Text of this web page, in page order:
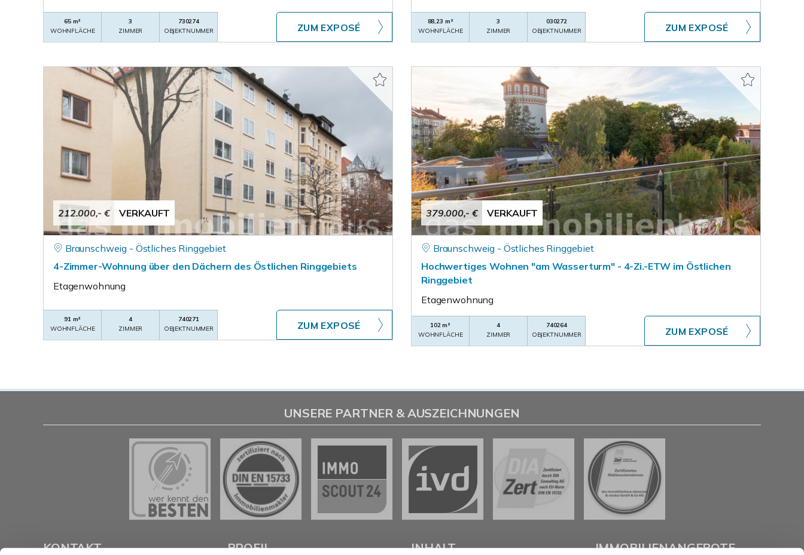
65 m²
WOHNFLÄCHE
3
ZIMMER
730274
OBJEKTNUMMER
ZUM EXPOSÉ
88,23 m²
WOHNFLÄCHE
3
ZIMMER
030272
OBJEKTNUMMER
ZUM EXPOSÉ
212.000,- € VERKAUFT
Braunschweig - Östliches Ringgebiet
4-Zimmer-Wohnung über den Dächern des Östlichen Ringgebiets
Etagenwohnung
91 m²
WOHNFLÄCHE
4
ZIMMER
740271
OBJEKTNUMMER
ZUM EXPOSÉ
379.000,- € VERKAUFT
Braunschweig - Östliches Ringgebiet
Hochwertiges Wohnen "am Wasserturm" - 4-Zi.-ETW im Östlichen
Ringgebiet
Etagenwohnung
102 m²
WOHNFLÄCHE
4
ZIMMER
740264
OBJEKTNUMMER
ZUM EXPOSÉ
UNSERE PARTNER & AUSZEICHNUNGEN
KONTAKT PROFIL INHALT IMMOBILIENANGEBOTE